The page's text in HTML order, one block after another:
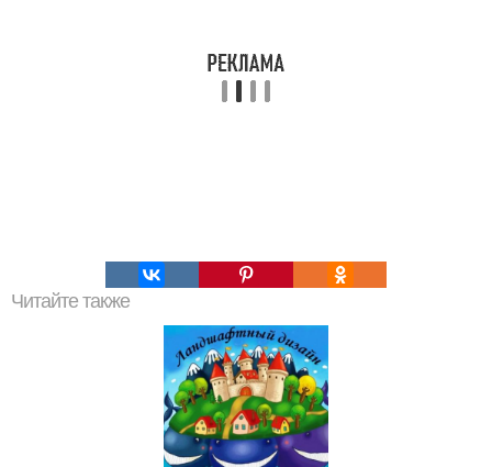
Читайте также